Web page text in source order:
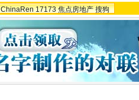
ChinaRen 17173 焦点房地产 搜狗